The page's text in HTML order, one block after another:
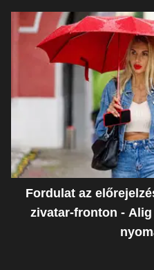
Fordulat az
zivatar-fronton -